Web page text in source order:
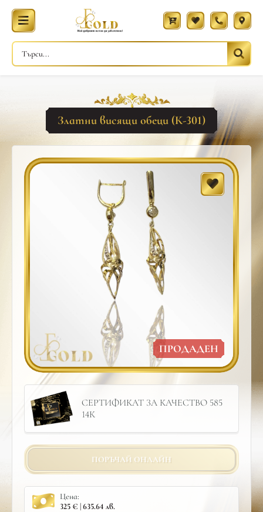
Златни висящи обеци (К-301)
ПРОДАДЕН
СЕРТИФИКАТ ЗА КАЧЕСТВО 585
14К
ПОРЪЧАЙ ОНЛАЙН
Цена:
325 € | 635.64 лв.